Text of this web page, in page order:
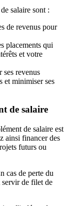
salaire sont :
de revenus pour
placements qui
et votre
ses revenus
et minimiser ses
de salaire
de salaire est
ainsi financer des
futurs ou
cas de perte du
servir de filet de